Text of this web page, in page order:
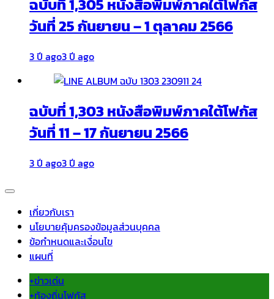
ฉบับที่ 1,305 หนังสือพิมพ์ภาคใต้โฟกัส
วันที่ 25 กันยายน – 1 ตุลาคม 2566
3 ปี ago3 ปี ago
ฉบับที่ 1,303 หนังสือพิมพ์ภาคใต้โฟกัส
วันที่ 11 – 17 กันยายน 2566
3 ปี ago3 ปี ago
เกี่ยวกับเรา
นโยบายคุ้มครองข้อมูลส่วนบุคคล
ข้อกำหนดและเงื่อนไข
แผนที่
+ข่าวเด่น
+ท้องถิ่นโฟกัส